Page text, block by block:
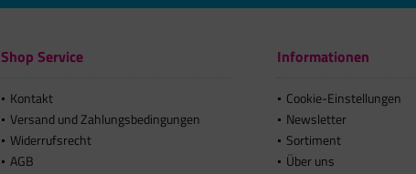
Shop Service
Kontakt
Versand und Zahlungsbedingungen
Widerrufsrecht
AGB
Informationen
Cookie-Einstellungen
Newsletter
Sortiment
Über uns